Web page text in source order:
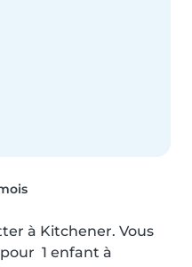
à Kitchener. Vous
1 enfant à